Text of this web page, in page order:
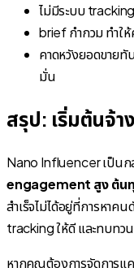
ไม่มีระบบ
brief กำกวม ทำใ
คาดหวังยอดขายทัน
มั่น
สรุป: เริ่มต้นจ้า
Nano Influencer เป็นก
engagement สูง ต้นทุ
สำเร็จไม่ได้อยู่ที่การหาค
tracking ให้ดี และทบทว
หากคุณต้องการจัดการ